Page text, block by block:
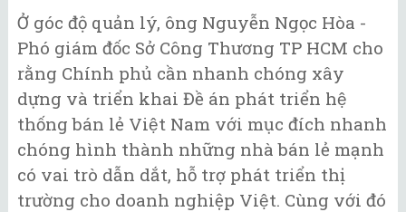
Ở góc độ quản lý, ông Nguyễn Ngọc Hòa -
Phó giám đốc Sở Công Thương TP HCM cho
rằng Chính phủ cần nhanh chóng xây
dựng và triển khai Đề án phát triển hệ
thống bán lẻ Việt Nam với mục đích nhanh
chóng hình thành những nhà bán lẻ mạnh
có vai trò dẫn dắt, hỗ trợ phát triển thị
trường cho doanh nghiệp Việt. Cùng với đó